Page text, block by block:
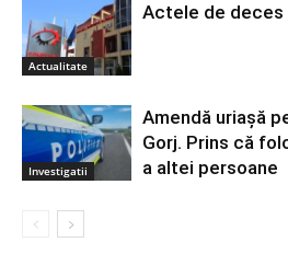
Actualitate
Actele de deces
Investigatii
Amendă uriașă
Gorj. Prins că
a altei persoane